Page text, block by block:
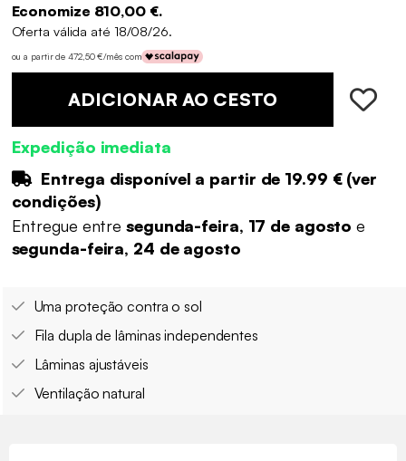
Economize 810,00 €.
Oferta válida até 18/08/26.
ou a partir de 472,50 €/mês com
ADICIONAR AO CESTO
Expedição imediata
Entrega disponível a partir de 19.99 €(ver
condições)
Entregue entre segunda-feira, 17 de agostoe
segunda-feira, 24 de agosto
Uma proteção contra o sol
Fila dupla de lâminas independentes
Lâminas ajustáveis
Ventilação natural